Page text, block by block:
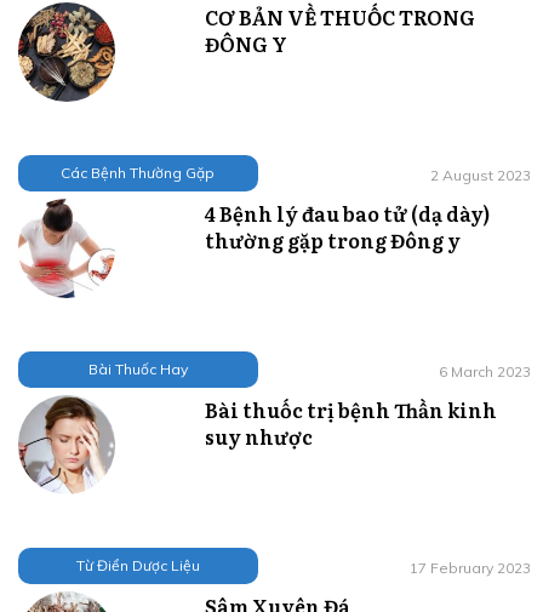
CƠ BẢN VỀ THUỐC TRONG
ĐÔNG Y
Các Bệnh Thường Gặp 2 August 2023
4 Bệnh lý đau bao tử (dạ dày)
thường gặp trong Đông y
Bài Thuốc Hay 6 March 2023
Bài thuốc trị bệnh Thần kinh
suy nhược
Từ Điển Dược Liệu 17 February 2023
Sâm Xuyên Đá